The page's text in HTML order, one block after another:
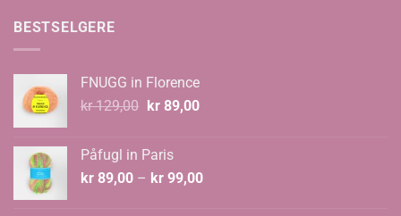
BESTSELGERE
FNUGG in Florence
kr129,00 Opprinnelig
kr 129,00.
kr89,00Nåværende
Påfugl in Paris
kr 89,00 – kr 99,00Prisområde: